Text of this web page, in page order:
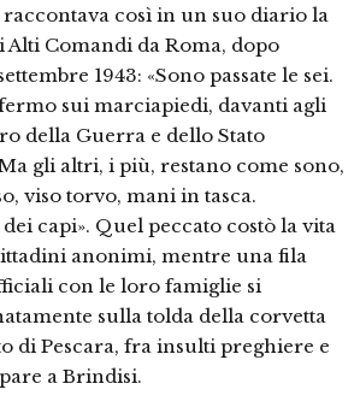
così in un suo diario la
Alti Comandi da Roma, dopo
1943: «Sono passate le sei.
sui marciapiedi, davanti agli
della Guerra e dello Stato
gli altri, i più, restano come sono,
viso torvo, mani in tasca.
capi». Quel peccato costò la vita
anonimi, mentre una fila
con le loro famiglie si
sulla tolda della corvetta
di Pescara, fra insulti preghiere e
a Brindisi.